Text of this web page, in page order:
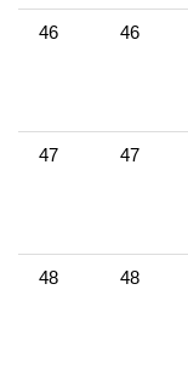
46 46
47 47
48 48